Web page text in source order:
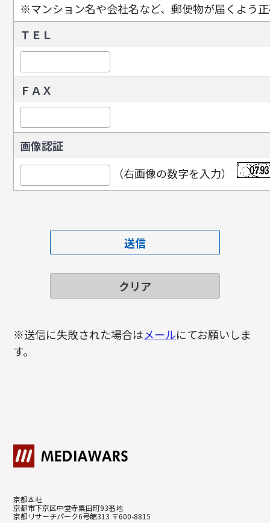
※マンション名や会社名など、郵便物が届くよう
ＴＥＬ
ＦＡＸ
画像認証
（右画像の数字を入力）
※送信に失敗された場合はメールにてお願いしま
す。
京都本社
京都市下京区中堂寺粟田町93番地
京都リサーチパーク6号館313 〒600-8815